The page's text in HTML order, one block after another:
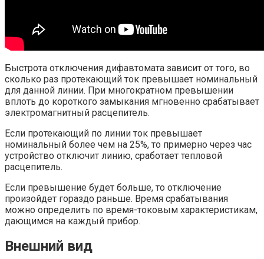
Быстрота отключения дифавтомата зависит от того, во
сколько раз протекающий ток превышает номинальный
для данной линии. При многократном превышении
вплоть до короткого замыкания мгновенно срабатывает
электромагнитный расцепитель.
Если протекающий по линии ток превышает
номинальный более чем на 25%, то примерно через час
устройство отключит линию, сработает тепловой
расцепитель.
Если превышение будет больше, то отключение
произойдет гораздо раньше. Время срабатывания
можно определить по время-токовым характеристикам,
дающимся на каждый прибор.
Внешний вид